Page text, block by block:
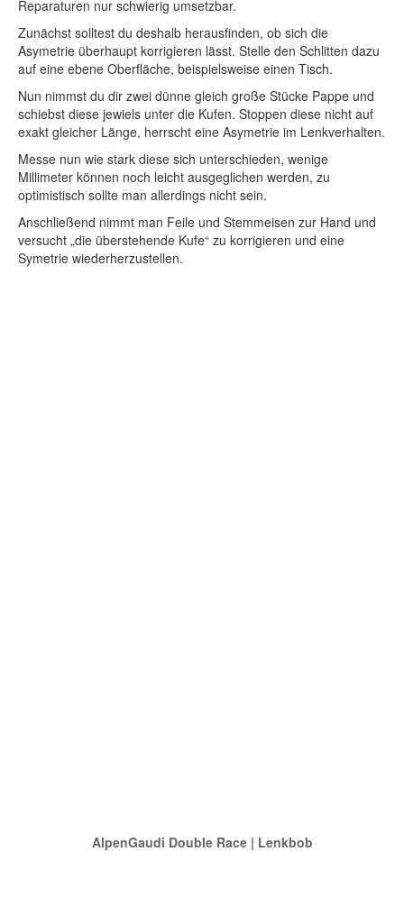
Reparaturen nur schwierig umsetzbar.
Zunächst solltest du deshalb herausfinden, ob sich die
Asymetrie überhaupt korrigieren lässt. Stelle den Schlitten dazu
auf eine ebene Oberfläche, beispielsweise einen Tisch.
Nun nimmst du dir zwei dünne gleich große Stücke Pappe und
schiebst diese jewiels unter die Kufen. Stoppen diese nicht auf
exakt gleicher Länge, herrscht eine Asymetrie im Lenkverhalten.
Messe nun wie stark diese sich unterschieden, wenige
Millimeter können noch leicht ausgeglichen werden, zu
optimistisch sollte man allerdings nicht sein.
Anschließend nimmt man Feile und Stemmeisen zur Hand und
versucht „die überstehende Kufe“ zu korrigieren und eine
Symetrie wiederherzustellen.
AlpenGaudi Double Race | Lenkbob